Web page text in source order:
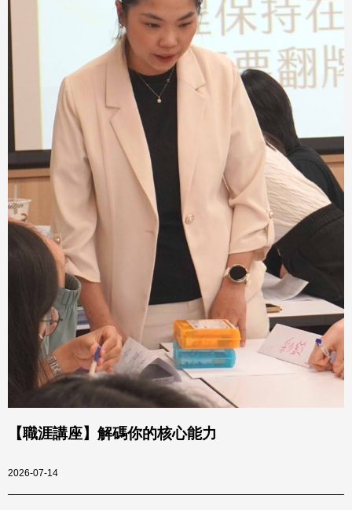
【職涯講座】解碼你的核心能力
2026-07-14